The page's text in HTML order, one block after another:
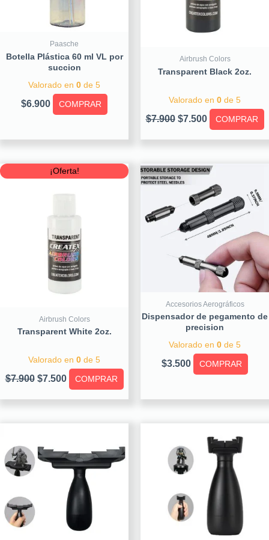
Paasche
Botella Plástica 60 ml VL por
succion
Valorado en 0 de 5
$6.900 COMPRAR
Airbrush Colors
Transparent Black 2oz.
Valorado en 0 de 5
$7.900 $7.500 COMPRAR
¡Oferta!
Airbrush Colors
Transparent White 2oz.
Valorado en 0 de 5
$7.900
Original
price
was:
$7.500
Current
price
is:
COMPRAR
Accesorios Aerográficos
Dispensador de pegamento de
precision
Valorado en 0 de 5
$3.500 COMPRAR